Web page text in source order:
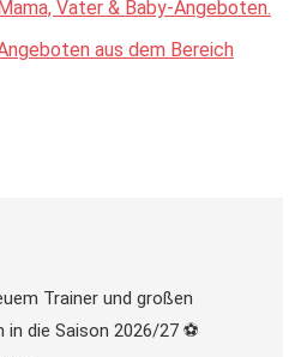
Vater & Baby-Angeboten.
aus dem Bereich
Trainer und großen
in die Saison 2026/27 ⚽